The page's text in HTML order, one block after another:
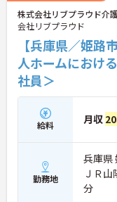
株式会社リブプラウド介
会社リブプラウド
【兵庫県／姫
人ホームにおけ
社員＞
給料 月収
勤務地
兵庫県
ＪＲ
分